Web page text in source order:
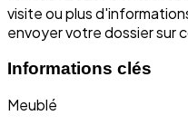
visite ou plus
envoyer votre dossier sur
Informations clés
Meublé